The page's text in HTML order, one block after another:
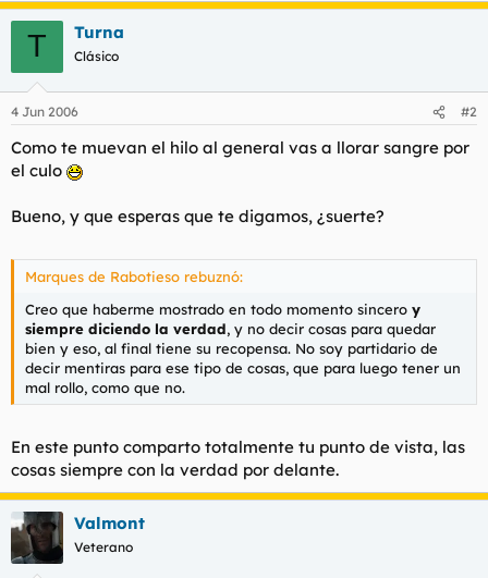
T Turna
Clásico
4 Jun 2006 #2
Como te muevan el hilo al general vas a llorar sangre por
el culo
Bueno, y que esperas que te digamos, ¿suerte?
Marques de Rabotieso rebuznó:
Creo que haberme mostrado en todo momento sincero y
siempre diciendo la verdad, y no decir cosas para quedar
bien y eso, al final tiene su recopensa. No soy partidario de
decir mentiras para ese tipo de cosas, que para luego tener un
mal rollo, como que no.
En este punto comparto totalmente tu punto de vista, las
cosas siempre con la verdad por delante.
Valmont
Veterano